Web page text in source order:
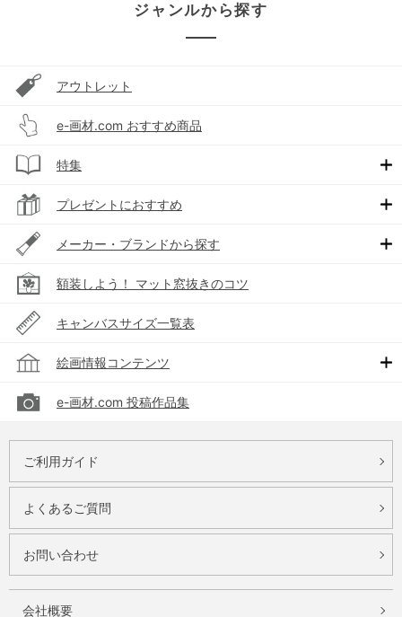
ジャンルから探す
アウトレット
e-画材.com おすすめ商品
特集
プレゼントにおすすめ
メーカー・ブランドから探す
額装しよう！ マット窓抜きのコツ
キャンバスサイズ一覧表
絵画情報コンテンツ
e-画材.com 投稿作品集
ご利用ガイド
よくあるご質問
お問い合わせ
会社概要